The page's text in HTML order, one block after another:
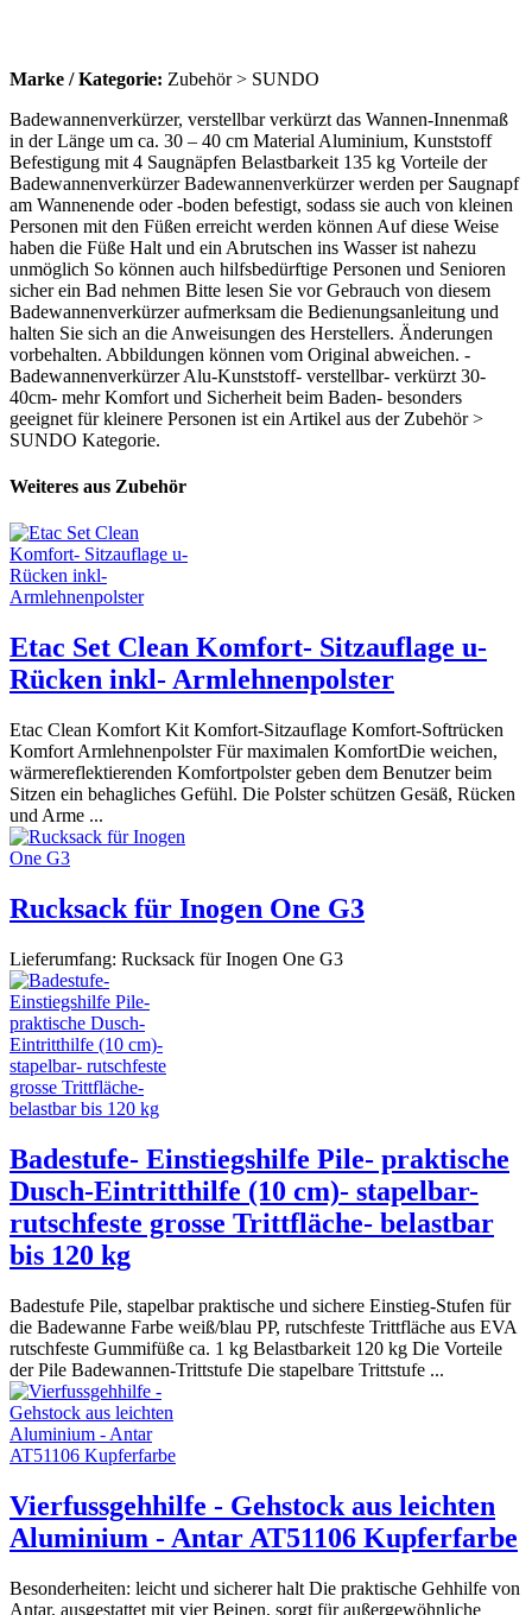
Marke / Kategorie: Zubehör > SUNDO
Badewannenverkürzer, verstellbar verkürzt das Wannen-Innenmaß
in der Länge um ca. 30 – 40 cm Material Aluminium, Kunststoff
Befestigung mit 4 Saugnäpfen Belastbarkeit 135 kg Vorteile der
Badewannenverkürzer Badewannenverkürzer werden per Saugnapf
am Wannenende oder -boden befestigt, sodass sie auch von kleinen
Personen mit den Füßen erreicht werden können Auf diese Weise
haben die Füße Halt und ein Abrutschen ins Wasser ist nahezu
unmöglich So können auch hilfsbedürftige Personen und Senioren
sicher ein Bad nehmen Bitte lesen Sie vor Gebrauch von diesem
Badewannenverkürzer aufmerksam die Bedienungsanleitung und
halten Sie sich an die Anweisungen des Herstellers. Änderungen
vorbehalten. Abbildungen können vom Original abweichen. -
Badewannenverkürzer Alu-Kunststoff- verstellbar- verkürzt 30-
40cm- mehr Komfort und Sicherheit beim Baden- besonders
geeignet für kleinere Personen ist ein Artikel aus der Zubehör >
SUNDO Kategorie.
Weiteres aus Zubehör
Etac Set Clean Komfort- Sitzauflage u-
Rücken inkl- Armlehnenpolster
Etac Clean Komfort Kit Komfort-Sitzauflage Komfort-Softrücken
Komfort Armlehnenpolster Für maximalen KomfortDie weichen,
wärmereflektierenden Komfortpolster geben dem Benutzer beim
Sitzen ein behagliches Gefühl. Die Polster schützen Gesäß, Rücken
und Arme ...
Rucksack für Inogen One G3
Lieferumfang: Rucksack für Inogen One G3
Badestufe- Einstiegshilfe Pile- praktische
Dusch-Eintritthilfe (10 cm)- stapelbar-
rutschfeste grosse Trittfläche- belastbar
bis 120 kg
Badestufe Pile, stapelbar praktische und sichere Einstieg-Stufen für
die Badewanne Farbe weiß/blau PP, rutschfeste Trittfläche aus EVA
rutschfeste Gummifüße ca. 1 kg Belastbarkeit 120 kg Die Vorteile
der Pile Badewannen-Trittstufe Die stapelbare Trittstufe ...
Vierfussgehhilfe - Gehstock aus leichten
Aluminium - Antar AT51106 Kupferfarbe
Besonderheiten: leicht und sicherer halt Die praktische Gehhilfe von
Antar, ausgestattet mit vier Beinen, sorgt für außergewöhnliche